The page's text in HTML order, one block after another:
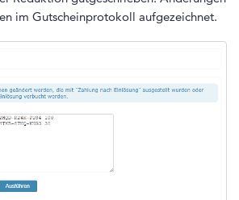
im Gutscheinprotokoll aufgezeichnet.